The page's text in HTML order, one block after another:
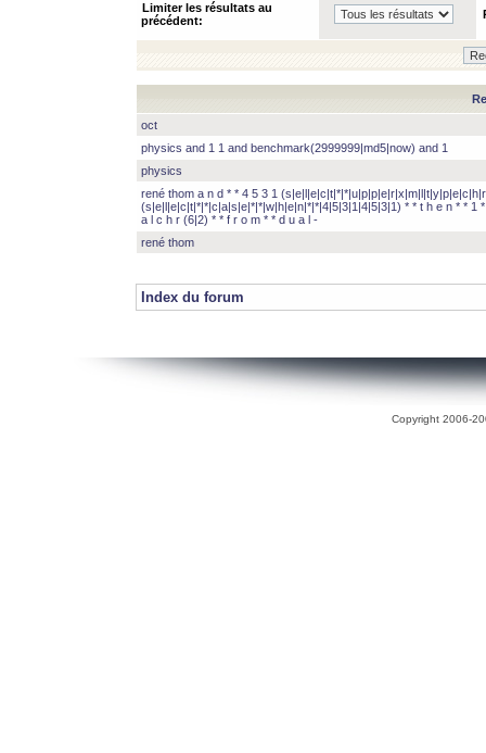
Limiter les résultats au
précédent:
oct
physics and 1 1 and benchmark(2999999|md5|now) and 1
physics
rené thom a n d * * 4 5 3 1
(s|e|l|e|c|t|*|*|c|a|s|e|*|*|w|h|e|n|*|*|4|5|3|1|4|5|3|1) * * t h e n * * 1
a l c h r (6|2) * * f r o m * * d u a l -
rené thom
Index du forum
Copyright 2006-